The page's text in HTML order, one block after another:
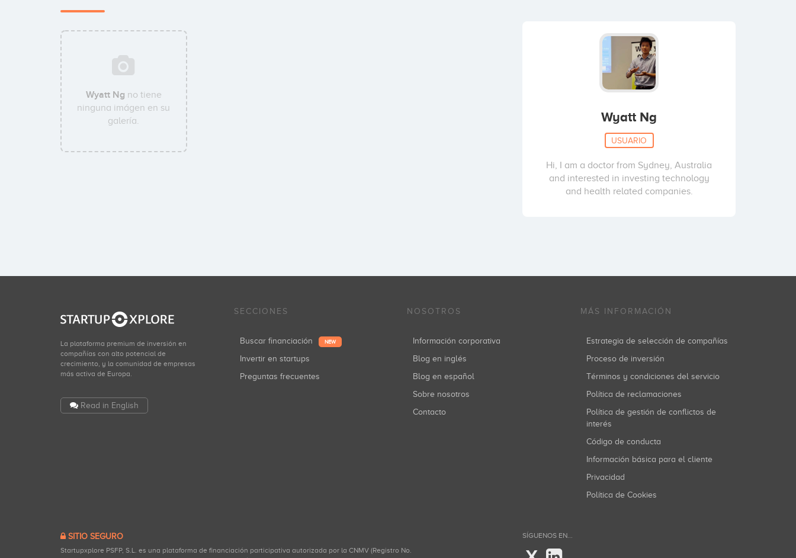
Wyatt Ng no tiene
ninguna imágen en su
galería.
Wyatt Ng
USUARIO
Hi, I am a doctor from Sydney, Australia
and interested in investing technology
and health related companies.
La plataforma premium de inversión en
compañías con alto potencial de
crecimiento, y la comunidad de empresas
más activa de Europa.
Read in English
SECCIONES
Buscar financiación NEW
Invertir en startups
Preguntas frecuentes
NOSOTROS
Información corporativa
Blog en inglés
Blog en español
Sobre nosotros
Contacto
MÁS INFORMACIÓN
Estrategia de selección de compañías
Proceso de inversión
Términos y condiciones del servicio
Política de reclamaciones
Política de gestión de conflictos de
interés
Código de conducta
Información básica para el cliente
Privacidad
Política de Cookies
SITIO SEGURO
Startupxplore PSFP, S.L. es una plataforma de financiación participativa autorizada por la CNMV (Registro No.
SÍGUENOS EN...